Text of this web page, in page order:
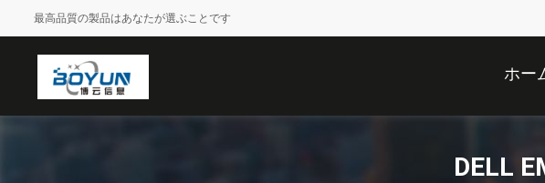
最高品質の製品はあなたが選ぶことです
ホー
DELL